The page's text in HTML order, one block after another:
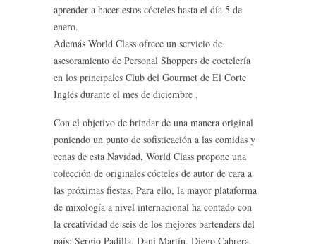
aprender a hacer estos cócteles hasta el día 5 de
enero.
Además World Class ofrece un servicio de
asesoramiento de Personal Shoppers de coctelería
en los principales Club del Gourmet de El Corte
Inglés durante el mes de diciembre .
Con el objetivo de brindar de una manera original
poniendo un punto de sofisticación a las comidas y
cenas de esta Navidad, World Class propone una
colección de originales cócteles de autor de cara a
las próximas fiestas. Para ello, la mayor plataforma
de mixología a nivel internacional ha contado con
la creatividad de seis de los mejores bartenders del
país: Sergio Padilla, Dani Martín, Diego Cabrera,